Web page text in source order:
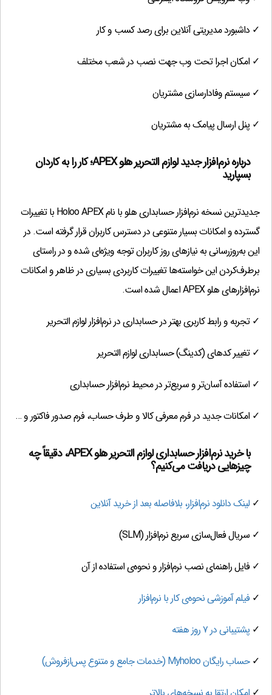
✓ داشبورد مدیریتی آنلاین برای رصد کسب و کار
✓ امکان اجرا تحت وب جهت نصب در شعب مختلف
✓ سیستم وفادارسازی مشتریان
✓ پنل ارسال پیامک به مشتریان
درباره نرم‌افزار جدید لوازم التحریر هلو APEX؛ کار را به کاردان
بسپارید
جدیدترین نسخه نرم‌افزار حسابداری هلو با نام Holoo APEX با تغییرات
گسترده و امکانات بسیار متنوعی در دسترس کاربران قرار گرفته است. در
این به‌روزرسانی به نیازهای روز کاربران توجه ویژه‌ای شده و در راستای
برطرف‌کردن این خواسته‌ها تغییرات کاربردی بسیاری در ظاهر و امکانات
نرم‌افزارهای هلو APEX اعمال شده است.
✓ تجربه و رابط کاربری بهتر در حسابداری در نرم‌افزار لوازم التحریر
✓ تغییر کدهای (کدینگ) حسابداری لوازم التحریر
✓ استفاده آسان‌تر و سریع‌تر در محیط نرم‌افزار حسابداری
✓ امکانات جدید در فرم معرفی کالا و طرف حساب، فرم صدور فاکتور و …
با خرید نرم‌افزار حسابداری لوازم التحریر هلو APEX، دقیقاً چه
چیزهایی دریافت می‌کنیم؟
✓ لینک دانلود نرم‌افزار، بلافاصله بعد از خرید آنلاین
✓ سریال فعال‌سازی سریع نرم‌افزار (SLM)
✓ فایل راهنمای نصب نرم‌افزار و نحوه‌ی استفاده از آن
✓ فیلم آموزشی نحوه‌ی کار با نرم‌افزار
✓ پشتیبانی در ۷ روز هفته
✓حساب رایگان Myholoo (خدمات جامع و متنوع پس‌ازفروش)